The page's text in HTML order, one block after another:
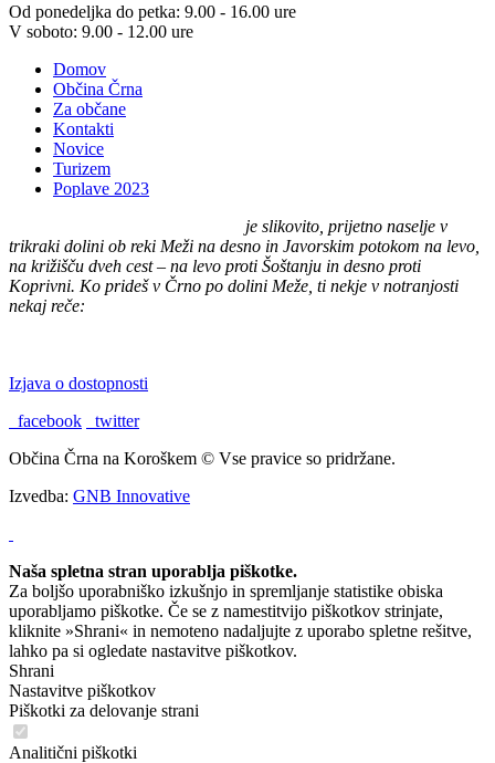
Od ponedeljka do petka: 9.00 - 16.00 ure
V soboto: 9.00 - 12.00 ure
Domov
Občina Črna
Za občane
Kontakti
Novice
Turizem
Poplave 2023
je slikovito, prijetno naselje v
trikraki dolini ob reki Meži na desno in Javorskim potokom na levo,
na križišču dveh cest – na levo proti Šoštanju in desno proti
Koprivni. Ko prideš v Črno po dolini Meže, ti nekje v notranjosti
nekaj reče:
Izjava o dostopnosti
facebook
twitter
Občina Črna na Koroškem © Vse pravice so pridržane.
Izvedba: GNB Innovative
Naša spletna stran uporablja piškotke.
Za boljšo uporabniško izkušnjo in spremljanje statistike obiska
uporabljamo piškotke. Če se z namestitvijo piškotkov strinjate,
kliknite »Shrani« in nemoteno nadaljujte z uporabo spletne rešitve,
lahko pa si ogledate nastavitve piškotkov.
Shrani
Nastavitve piškotkov
Piškotki za delovanje strani
Analitični piškotki